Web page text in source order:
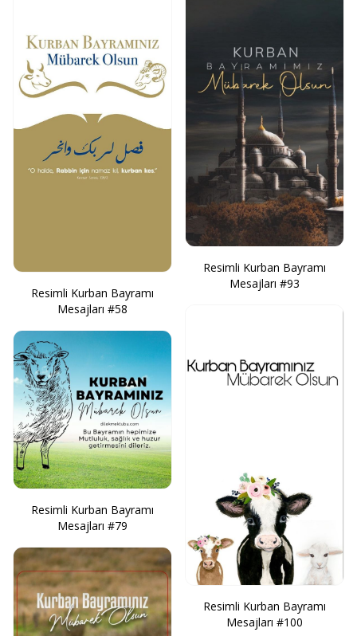
Resimli Kurban Bayramı
Mesajları #58
Resimli Kurban Bayramı
Mesajları #79
Resimli Kurban Bayramı
Mesajları #93
Resimli Kurban Bayramı
Mesajları #100